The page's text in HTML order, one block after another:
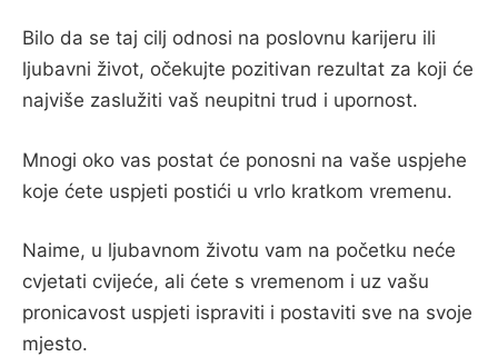
Bilo da se taj cilj odnosi na poslovnu karijeru ili
ljubavni život, očekujte pozitivan rezultat za koji će
najviše zaslužiti vaš neupitni trud i upornost.
Mnogi oko vas postat će ponosni na vaše uspjehe
koje ćete uspjeti postići u vrlo kratkom vremenu.
Naime, u ljubavnom životu vam na početku neće
cvjetati cvijeće, ali ćete s vremenom i uz vašu
pronicavost uspjeti ispraviti i postaviti sve na svoje
mjesto.